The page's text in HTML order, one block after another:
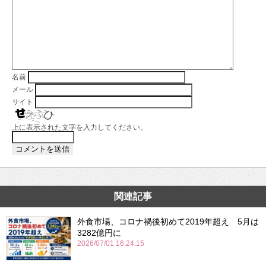
名前
メール
サイト
上に表示された文字を入力してください。
関連記事
外食市場、コロナ禍後初めて2019年超え 5月は
3282億円に
2026/07/01 16:24:15